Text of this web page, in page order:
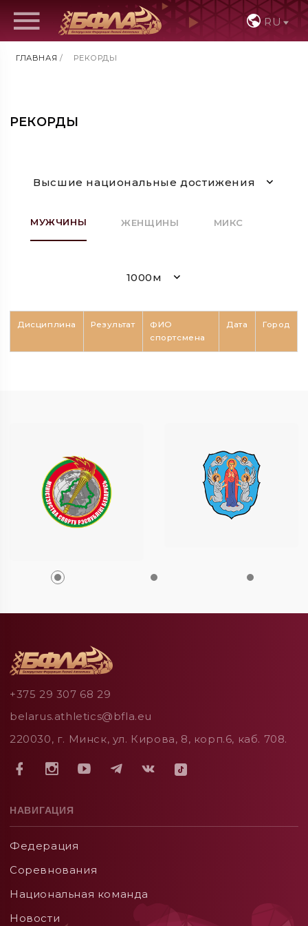
RU
ГЛАВНАЯ / РЕКОРДЫ
РЕКОРДЫ
Высшие национальные достижения
МУЖЧИНЫ ЖЕНЩИНЫ МИКС
1000м
Дисциплина Результат
ФИО
спортсмена
Дата Город
+375 29 307 68 29
belarus.athletics@bfla.eu
220030, г. Минск, ул. Кирова, 8, корп.6, каб. 708.
НАВИГАЦИЯ
Федерация
Соревнования
Национальная команда
Новости